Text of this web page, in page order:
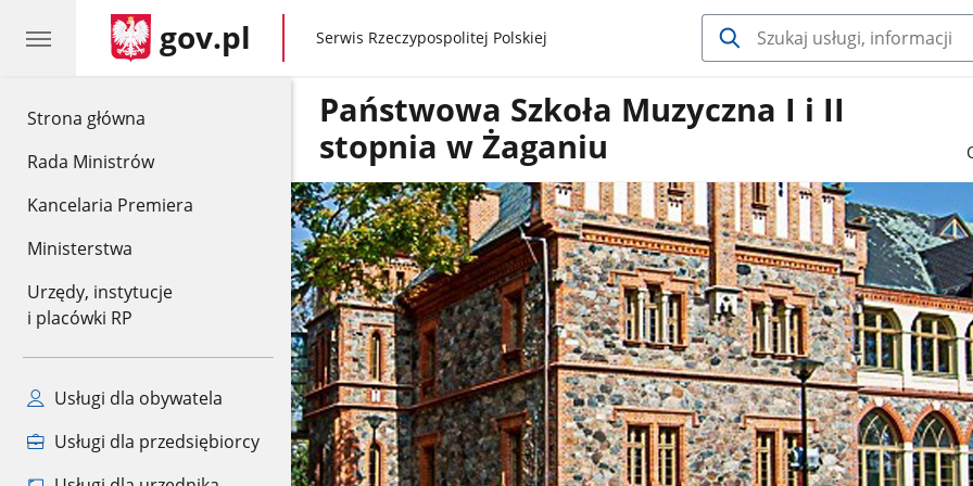
Strona główna
Rada Ministrów
Kancelaria Premiera
Ministerstwa
Urzędy, instytucje
i placówki RP
Usługi dla obywatela
Usługi dla przedsiębiorcy
gov.pl gov.pl
Serwis Rzeczypospolitej Polskiej
Państwowa Szkoła Muzyczna I i II
stopnia w Żaganiu